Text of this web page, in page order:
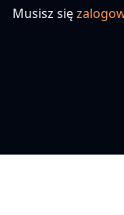
Musisz się